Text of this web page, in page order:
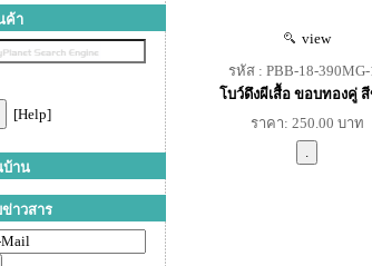
ค้า
[Help]
บ้าน
าวสาร
view
รหัส : PBB-18-390MG-
โบว์ดึงผีเสื้อ ขอบทองคู่
ราคา: 250.00 บาท